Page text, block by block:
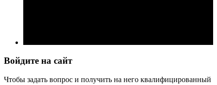
Войдите на сайт
Чтобы задать вопрос и получить на него квалифицированный